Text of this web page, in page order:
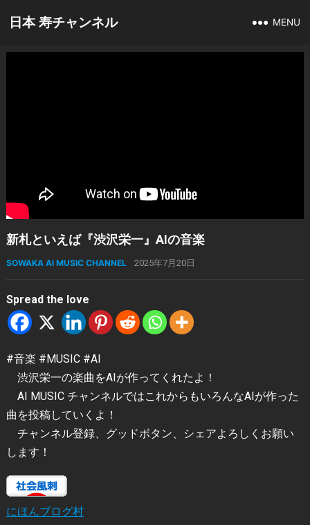
日本 寿チャンネル MENU
新札といえば『渋沢栄一』AIの音楽
SOWAKA AI MUSIC CHANNEL 2025年7月20日
Spread the love
#音楽 #MUSIC #AI
渋沢栄一の楽曲をAIが作ってくれたよ！
AI MUSIC チャンネルではこれからもいろんなAIが作った
曲を投稿していくよ！
チャンネル登録、グッドボタン、シェアよろしくお願い
します！
にほんブログ村